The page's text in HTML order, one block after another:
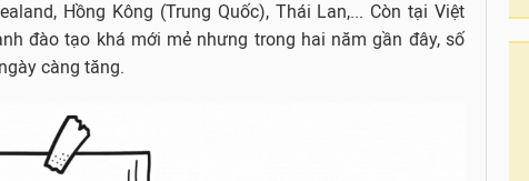
Hồng Kông (Trung Quốc), Thái Lan,... Còn tại Việt
đào tạo khá mới mẻ nhưng trong hai năm gần đây, số
càng tăng.